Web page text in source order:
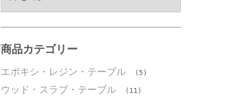
ブ
商品カテゴリー
エポキシ・レジン・テーブル (5)
ウッド・スラブ・テーブル (11)